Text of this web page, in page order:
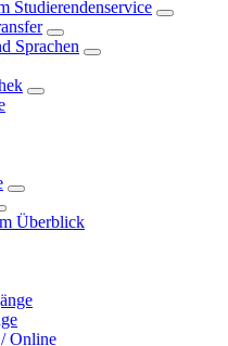
Studierendenservice
Sprachen
Überblick
Online